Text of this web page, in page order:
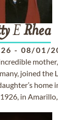
ERhea
- 08/01/
joined the
home
in